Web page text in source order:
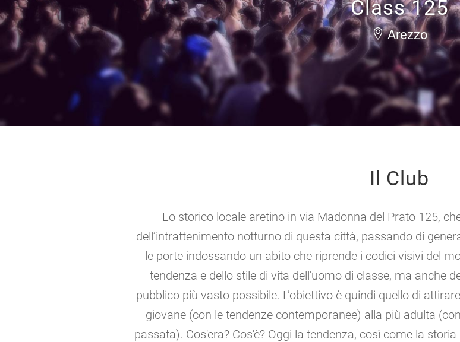
Class 125
Arezzo
Il Club
Lo storico locale aretino in via Madonna del Prato 125,
dell’intrattenimento notturno di questa città, passando di
le porte indossando un abito che riprende i codici visivi del
tendenza e dello stile di vita dell'uomo di classe, ma anche
pubblico più vasto possibile. L’obiettivo è quindi quello di
giovane (con le tendenze contemporanee) alla più adulta
passata). Cos'era? Cos'è? Oggi la tendenza, così come la